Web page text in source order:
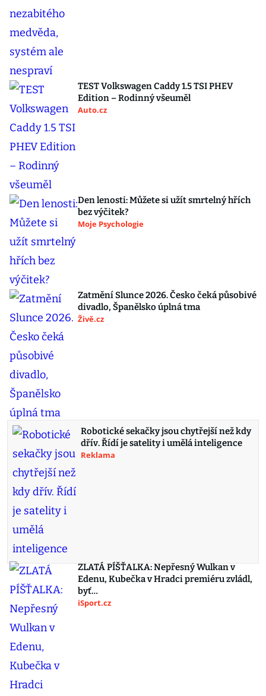
TEST Volkswagen Caddy 1.5 TSI PHEV
Edition – Rodinný všeuměl
Auto.cz
Den lenosti: Můžete si užít smrtelný hřích
bez výčitek?
Moje Psychologie
Zatmění Slunce 2026. Česko čeká působivé
divadlo, Španělsko úplná tma
Živě.cz
Robotické sekačky jsou chytřejší než kdy
dřív. Řídí je satelity i umělá inteligence
Reklama
ZLATÁ PÍŠŤALKA: Nepřesný Wulkan v
Edenu, Kubečka v Hradci premiéru zvládl,
byť…
iSport.cz